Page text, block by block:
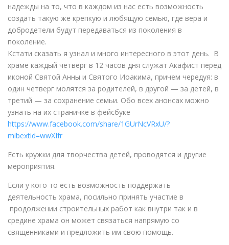
надежды на то, что в каждом из нас есть возможность
создать такую же крепкую и любящую семью, где вера и
добродетели будут передаваться из поколения в
поколение.
Кстати сказать я узнал и много интересного в этот день. В
храме каждый четверг в 12 часов дня служат Акафист перед
иконой Святой Анны и Святого Иоакима, причем чередуя: в
один четверг молятся за родителей, в другой — за детей, в
третий — за сохранение семьи. Обо всех анонсах можно
узнать на их страничке в фейсбуке
https://www.facebook.com/share/1GUrNcVRxU/?
mibextid=wwXIfr
Есть кружки для творчества детей, проводятся и другие
мероприятия.
Если у кого то есть возможность поддержать
деятельность храма, посильно принять участие в
продолжении строительных работ как внутри так и в
средине храма он может связаться напрямую со
священниками и предложить им свою помощь.